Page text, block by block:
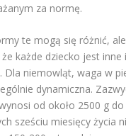
za normę.
te mogą się różnić,
każde dziecko jest
Dla niemowląt, waga w
dynamiczna.
od około 2500 g do
sześciu miesięcy życia